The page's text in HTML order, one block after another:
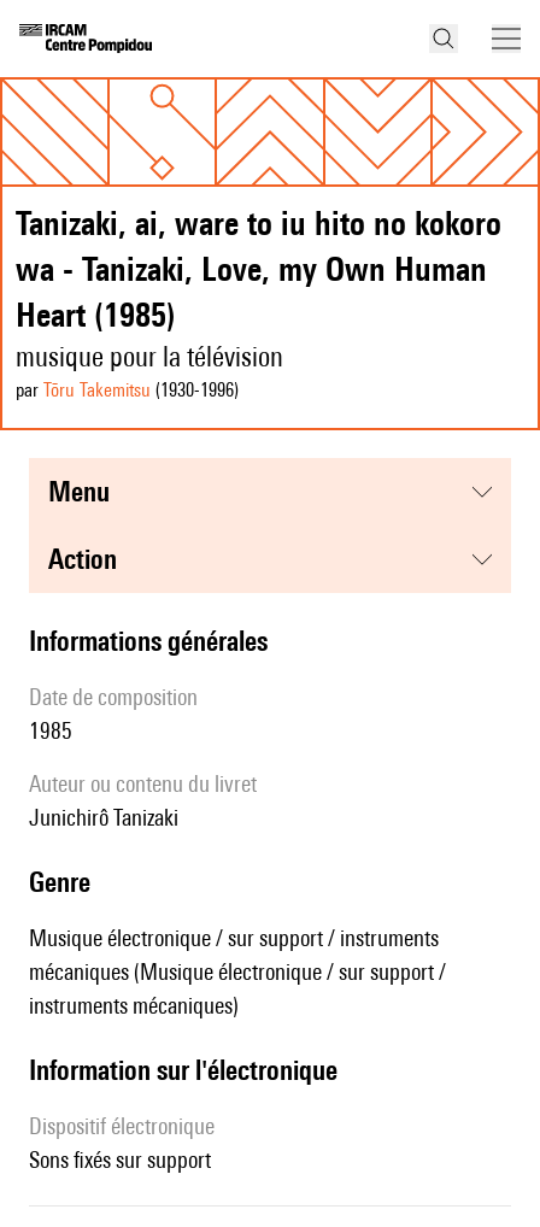
Tanizaki, ai, ware to iu hito no kokoro
wa - Tanizaki, Love, my Own Human
Heart (1985)
musique pour la télévision
par Tōru Takemitsu (1930-1996)
menu
action
informations générales
date de composition
1985
Auteur ou contenu du livret
Junichirô Tanizaki
genre
Musique électronique / sur support / instruments
mécaniques (Musique électronique / sur support /
instruments mécaniques)
Information sur l'électronique
Dispositif électronique
sons fixés sur support